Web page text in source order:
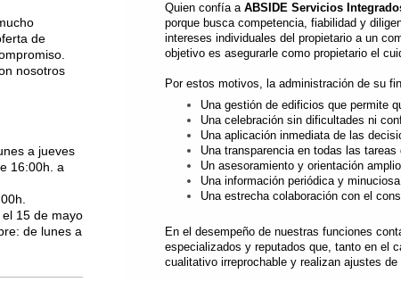
Quien confía a ABSIDE Servicios
porque busca competencia, fiabilidad y
intereses individuales del propietario a un
objetivo es asegurarle como propietario el
Por estos motivos, la administración de su
Una gestión de edificios que permite
Una celebración sin dificultades ni
Una aplicación inmediata de las
Una transparencia en todas las
Un asesoramiento y orientación
Una información periódica y
Una estrecha colaboración con el
En el desempeño de nuestras funciones
especializados y reputados que, tanto en el
cualitativo irreprochable y realizan ajustes
de
nosotros
a jueves
16:00h. a
15 de mayo
de lunes a